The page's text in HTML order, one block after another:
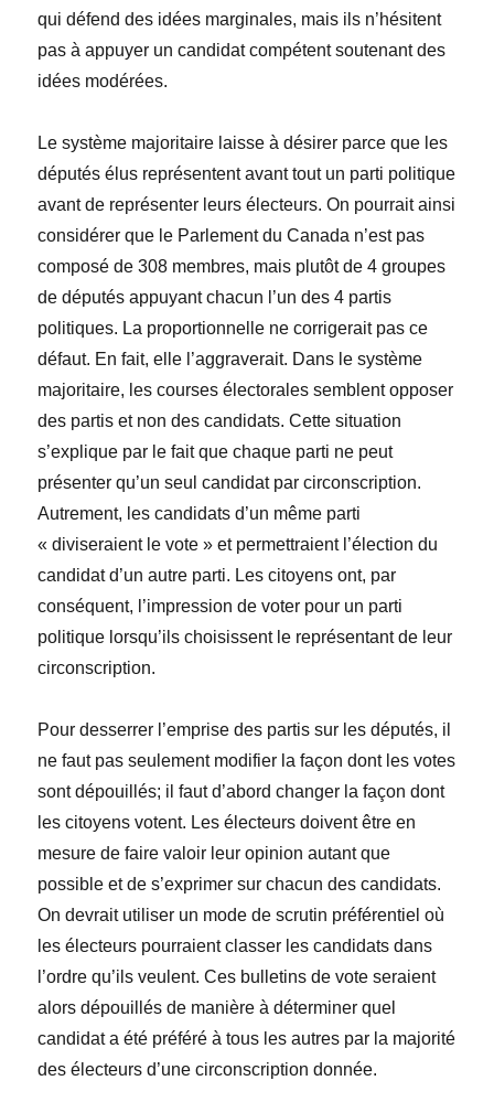
qui défend des idées marginales, mais ils n’hésitent
pas à appuyer un candidat compétent soutenant des
idées modérées.
Le système majoritaire laisse à désirer parce que les
députés élus représentent avant tout un parti politique
avant de représenter leurs électeurs. On pourrait ainsi
considérer que le Parlement du Canada n’est pas
composé de 308 membres, mais plutôt de 4 groupes
de députés appuyant chacun l’un des 4 partis
politiques. La proportionnelle ne corrigerait pas ce
défaut. En fait, elle l’aggraverait. Dans le système
majoritaire, les courses électorales semblent opposer
des partis et non des candidats. Cette situation
s’explique par le fait que chaque parti ne peut
présenter qu’un seul candidat par circonscription.
Autrement, les candidats d’un même parti
« diviseraient le vote » et permettraient l’élection du
candidat d’un autre parti. Les citoyens ont, par
conséquent, l’impression de voter pour un parti
politique lorsqu’ils choisissent le représentant de leur
circonscription.
Pour desserrer l’emprise des partis sur les députés, il
ne faut pas seulement modifier la façon dont les votes
sont dépouillés; il faut d’abord changer la façon dont
les citoyens votent. Les électeurs doivent être en
mesure de faire valoir leur opinion autant que
possible et de s’exprimer sur chacun des candidats.
On devrait utiliser un mode de scrutin préférentiel où
les électeurs pourraient classer les candidats dans
l’ordre qu’ils veulent. Ces bulletins de vote seraient
alors dépouillés de manière à déterminer quel
candidat a été préféré à tous les autres par la majorité
des électeurs d’une circonscription donnée.